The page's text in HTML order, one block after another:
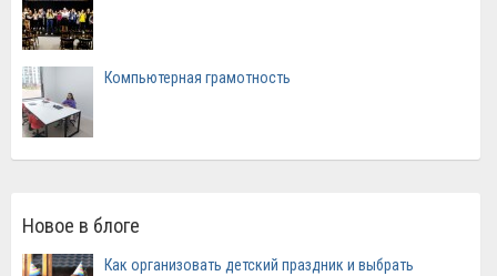
Компьютерная грамотность
Новое в блоге
Как организовать детский праздник и выбрать